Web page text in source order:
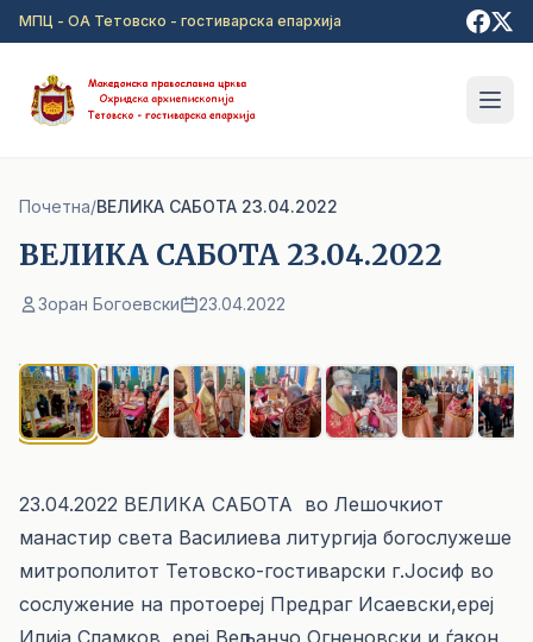
Прејди на главна содржина
МПЦ - ОА Тетовско - гостиварска епархија
Почетна/ВЕЛИКА САБОТА 23.04.2022
ВЕЛИКА САБОТА 23.04.2022
Зоран Богоевски 23.04.2022
23.04.2022 ВЕЛИКА САБОТА во Лешочкиот
манастир света Василиева литургија богослужеше
митрополитот Тетовско-гостиварски г.Јосиф во
сослужение на протоереј Предраг Исаевски,ереј
Илија Сламков, ереј Вељанчо Огненовски и ѓакон